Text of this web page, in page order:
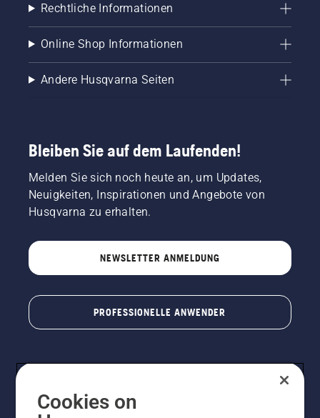
Rechtliche Informationen
Online Shop Informationen
Andere Husqvarna Seiten
Bleiben Sie auf dem Laufenden!
Melden Sie sich noch heute an, um Updates,
Neuigkeiten, Inspirationen und Angebote von
Husqvarna zu erhalten.
NEWSLETTER ANMELDUNG
PROFESSIONELLE ANWENDER
Cookies on